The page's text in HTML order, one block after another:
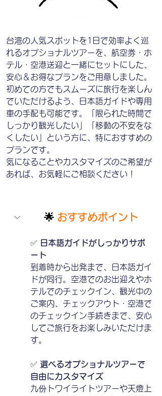
台湾の人気スポットを1日で効率よく巡
れるオプショナルツアーを、航空券・ホ
テル・空港送迎と一緒にセットにした、
安心＆お得なプランをご用意しました。
初めての方でもスムーズに旅行を楽しん
でいただけるよう、日本語ガイドや専用
車の手配も可能です。「限られた時間で
しっかり観光したい」「移動の不安をな
くしたい」という方に、特におすすめの
プランです。
気になることやカスタマイズのご希望が
あれば、お気軽にご相談ください！
🌟 おすすめポイント
✅ 日本語ガイドがしっかりサポ
ート
到着時から出発まで、日本語ガイ
ドが同行。空港でのお出迎えやホ
テルでのチェックイン、観光中の
ご案内、チェックアウト・空港で
のチェックイン手続きまで、安心
してご旅行をお楽しみいただけま
す。
✅ 選べるオプショナルツアーで
自由にカスタマイズ
九份トワイライトツアーや天燈上